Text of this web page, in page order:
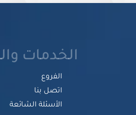
الخدمات
الفروع
اتصل بنا
الأسئلة الشائعة